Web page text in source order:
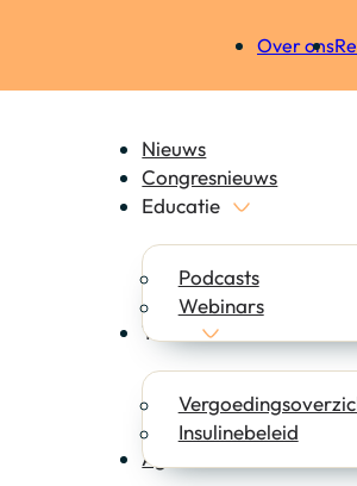
Over ons
Nieuws
Congresnieuws
Educatie
Podcasts
Webinars
Tools
Insulinebeleid
Agenda